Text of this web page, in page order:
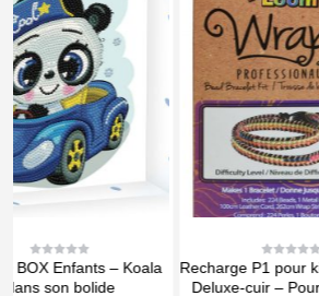
0
out
of
Recharge P1 pour kit WRAPIT™
Deluxe-cuir – Pour 1 bracelet